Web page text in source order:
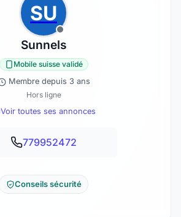
SU
Sunnels
Mobile suisse validé
Membre depuis 3 ans
Hors ligne
Voir toutes ses annonces
779952472
Conseils sécurité